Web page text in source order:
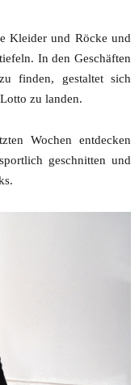
Kleider und Röcke und
In den Geschäften
finden, gestaltet sich
zu landen.
Wochen entdecken
geschnitten und